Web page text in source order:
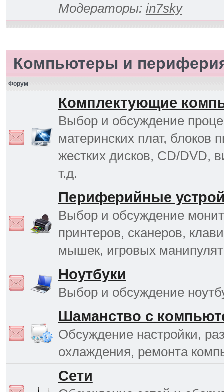
Модераторы: in7sky
Компьютеры и
Форум
Комплектующие
Выбор и обсуждение
материнских плат, блоков
жестких дисков, CD/DVD,
т.д.
Периферийные
Выбор и обсуждение
принтеров, сканеров,
мышек, игровых
Ноутбуки
Выбор и обсуждение
Шаманство с
Обсуждение настройки,
охлаждения, ремонта
Сети